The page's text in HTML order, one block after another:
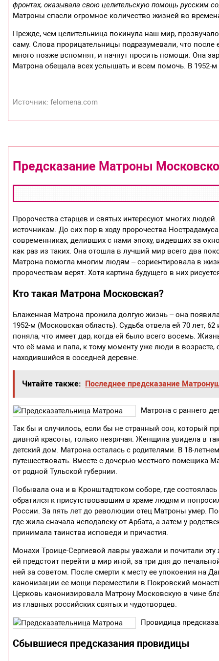
фронтах, оказывала свою целительскую помощь русским
Матроны спасли огромное количество жизней во
Прежде, чем целительница покинула наш мир,
саму. Слова прорицательницы подразумевали, что
много позже вспомнят, и начнут просить помощи. Она
Матрона обещала всех услышать и всем помочь. В 1952-м
Источник: felomena.com
Предсказание Матроны
Пророчества старцев и святых интересуют многих
источникам. До сих пор в ходу пророчества
современниках, деливших с нами эпоху, видевших за
как раз из таких. Она отошла в лучший мир всего два
Матрона помогла многим людям – сориентировала в
пророчествам верят. Хотя картина будущего в них
Кто такая Матрона Московская?
Блаженная Матрона прожила долгую жизнь – она
1952-м (Московская область). Судьба отвела ей 70 лет,
поняла, что имеет дар, когда ей было всего восемь.
что её мама и папа, к тому моменту уже люди в возрасте,
находившийся в соседней деревне.
Читайте также: Последнее предсказание
Матрона с раннего
Так бы и случилось, если бы не странный сон, который
дивной красоты, только незрячая. Женщина увидела в
детский дом. Матрона осталась с родителями. В 18-
путешествовать. Вместе с дочерью местного помещика
от родной Тульской губернии.
Побывала она и в Кронштадтском соборе, где
обратился к присутствовавшим в храме людям и
России. За пять лет до революции отец Матроны умер.
где жила сначала неподалеку от Арбата, а затем у
принимала таинства исповеди и причастия.
Монахи Троице-Сергиевой лавры уважали и почитали
ей предстоит перейти в мир иной, за три дня до
ней за советом. После смерти к месту ее упокоения на
канонизации ее мощи переместили в Покровский
Церковь канонизировала Матрону Московскую в чине
из главных российских святых и чудотворцев.
Провидица
Сбывшиеся предсказания провидицы